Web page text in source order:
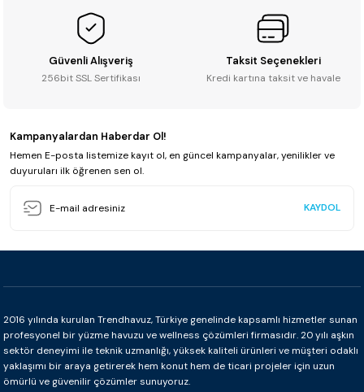
Güvenli Alışveriş
256bit SSL Sertifikası
Taksit Seçenekleri
Kredi kartına taksit ve havale
Kampanyalardan Haberdar Ol!
Hemen E-posta listemize kayıt ol, en güncel kampanyalar, yenilikler ve
duyuruları ilk öğrenen sen ol.
KAYDOL
2016 yılında kurulan Trendhavuz, Türkiye genelinde kapsamlı hizmetler sunan
profesyonel bir yüzme havuzu ve wellness çözümleri firmasıdır. 20 yılı aşkın
sektör deneyimi ile teknik uzmanlığı, yüksek kaliteli ürünleri ve müşteri odaklı
yaklaşımı bir araya getirerek hem konut hem de ticari projeler için uzun
ömürlü ve güvenilir çözümler sunuyoruz.